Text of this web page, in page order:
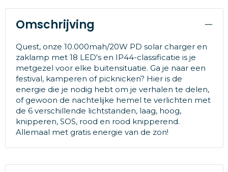
Omschrijving
Quest, onze 10.000mah/20W PD solar charger en
zaklamp met 18 LED's en IP44-classificatie is je
metgezel voor elke buitensituatie. Ga je naar een
festival, kamperen of picknicken? Hier is de
energie die je nodig hebt om je verhalen te delen,
of gewoon de nachtelijke hemel te verlichten met
de 6 verschillende lichtstanden, laag, hoog,
knipperen, SOS, rood en rood knipperend.
Allemaal met gratis energie van de zon!